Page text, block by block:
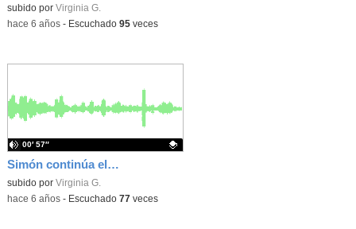
subido por Virginia G.
-hace 6 años- Escuchado 95veces
Simón continúa el cuento
Contenido educativo.
subido por Virginia G.
00′ 57″
-hace 6 años- Escuchado 77veces